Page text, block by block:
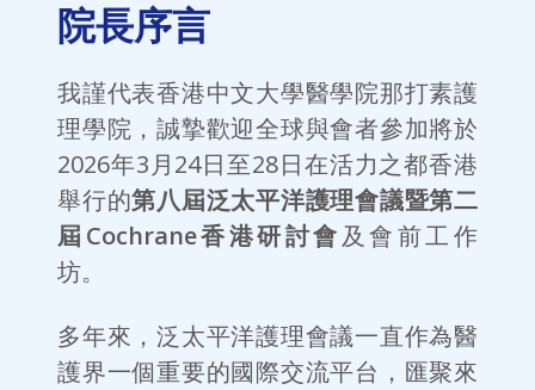
院長序言
我謹代表香港中文大學醫學院那打素護
理學院，誠摯歡迎全球與會者參加將於
2026年3月24日至28日在活力之都香港
舉行的第八屆泛太平洋護理會議暨第二
屆Cochrane香港研討會及會前工作
坊。
多年來，泛太平洋護理會議一直作為醫
護界一個重要的國際交流平台，匯聚來